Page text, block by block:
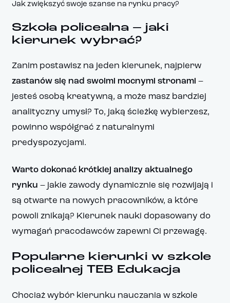
Jak zwiększyć swoje szanse na rynku pracy?
Szkoła policealna – jaki
kierunek wybrać?
Zanim postawisz na jeden kierunek, najpierw
zastanów się nad swoimi mocnymi stronami –
jesteś osobą kreatywną, a może masz bardziej
analityczny umysł? To, jaką ścieżkę wybierzesz,
powinno współgrać z naturalnymi
predyspozycjami.
Warto dokonać krótkiej analizy aktualnego
rynku – jakie zawody dynamicznie się rozwijają i
są otwarte na nowych pracowników, a które
powoli znikają? Kierunek nauki dopasowany do
wymagań pracodawców zapewni Ci przewagę.
Popularne kierunki w szkole
policealnej TEB Edukacja
Chociaż wybór kierunku nauczania w szkole